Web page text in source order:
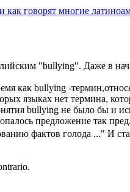
как говорят многие
"bullying". Даже в
как bullying -
языках нет термина,
bullying не было бы и
предложение так
фактов голода ..." И